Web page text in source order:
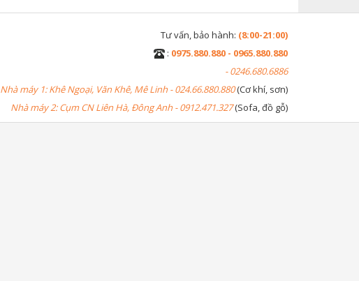
Tư vấn, bảo hành: (8:00-21:00)
: 0975.880.880 - 0965.880.880
- 0246.680.6886
Nhà máy 1: Khê Ngoại, Văn Khê, Mê Linh - 024.66.880.880(Cơ khí, sơn)
Nhà máy 2: Cụm CN Liên Hà, Đông Anh - 0912.471.327(Sofa, đồ gỗ)